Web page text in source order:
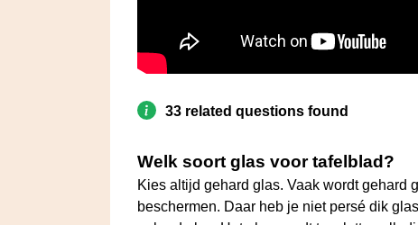
33 related questions found
Welk soort glas voor tafelblad?
Kies altijd gehard glas. Vaak wordt gehard
beschermen. Daar heb je niet persé dik